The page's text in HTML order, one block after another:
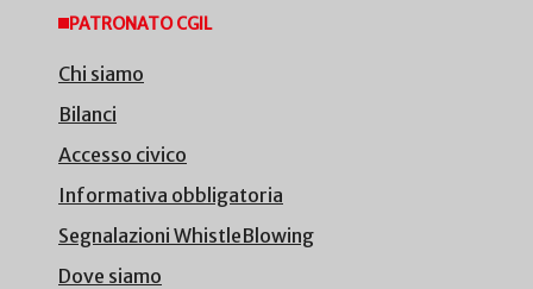
PATRONATO CGIL
Chi siamo
Bilanci
Accesso civico
Informativa obbligatoria
Segnalazioni WhistleBlowing
Dove siamo